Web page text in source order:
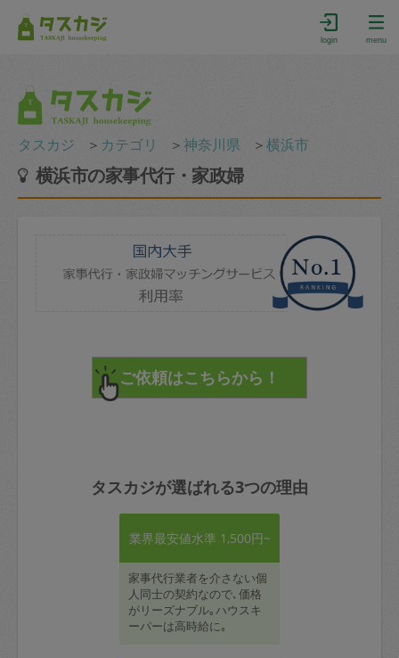
login menu
タスカジ ＞ カテゴリ ＞神奈川県 ＞横浜市
横浜市の家事代行・家政婦
タスカジが選ばれる3つの理由
業界最安値水準 1,500円~
家事代行業者を介さない個
人同士の契約なので､価格
がリーズナブル｡ハウスキ
ーパーは高時給に｡